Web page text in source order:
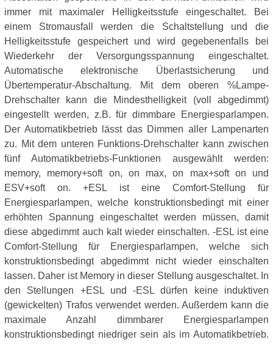
immer mit maximaler Helligkeitsstufe eingeschaltet. Bei
einem Stromausfall werden die Schaltstellung und die
Helligkeitsstufe gespeichert und wird gegebenenfalls bei
Wiederkehr der Versorgungsspannung eingeschaltet.
Automatische elektronische Überlastsicherung und
Übertemperatur-Abschaltung. Mit dem oberen %Lampe-
Drehschalter kann die Mindesthelligkeit (voll abgedimmt)
eingestellt werden, z.B. für dimmbare Energiesparlampen.
Der Automatikbetrieb lässt das Dimmen aller Lampenarten
zu. Mit dem unteren Funktions-Drehschalter kann zwischen
fünf Automatikbetriebs-Funktionen ausgewählt werden:
memory, memory+soft on, on max, on max+soft on und
ESV+soft on. +ESL ist eine Comfort-Stellung für
Energiesparlampen, welche konstruktionsbedingt mit einer
erhöhten Spannung eingeschaltet werden müssen, damit
diese abgedimmt auch kalt wieder einschalten. -ESL ist eine
Comfort-Stellung für Energiesparlampen, welche sich
konstruktionsbedingt abgedimmt nicht wieder einschalten
lassen. Daher ist Memory in dieser Stellung ausgeschaltet. In
den Stellungen +ESL und -ESL dürfen keine induktiven
(gewickelten) Trafos verwendet werden. Außerdem kann die
maximale Anzahl dimmbarer Energiesparlampen
konstruktionsbedingt niedriger sein als im Automatikbetrieb.